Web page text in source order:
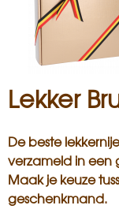
Lekker
De beste
verzameld in
Maak je keuze
geschenkmand.